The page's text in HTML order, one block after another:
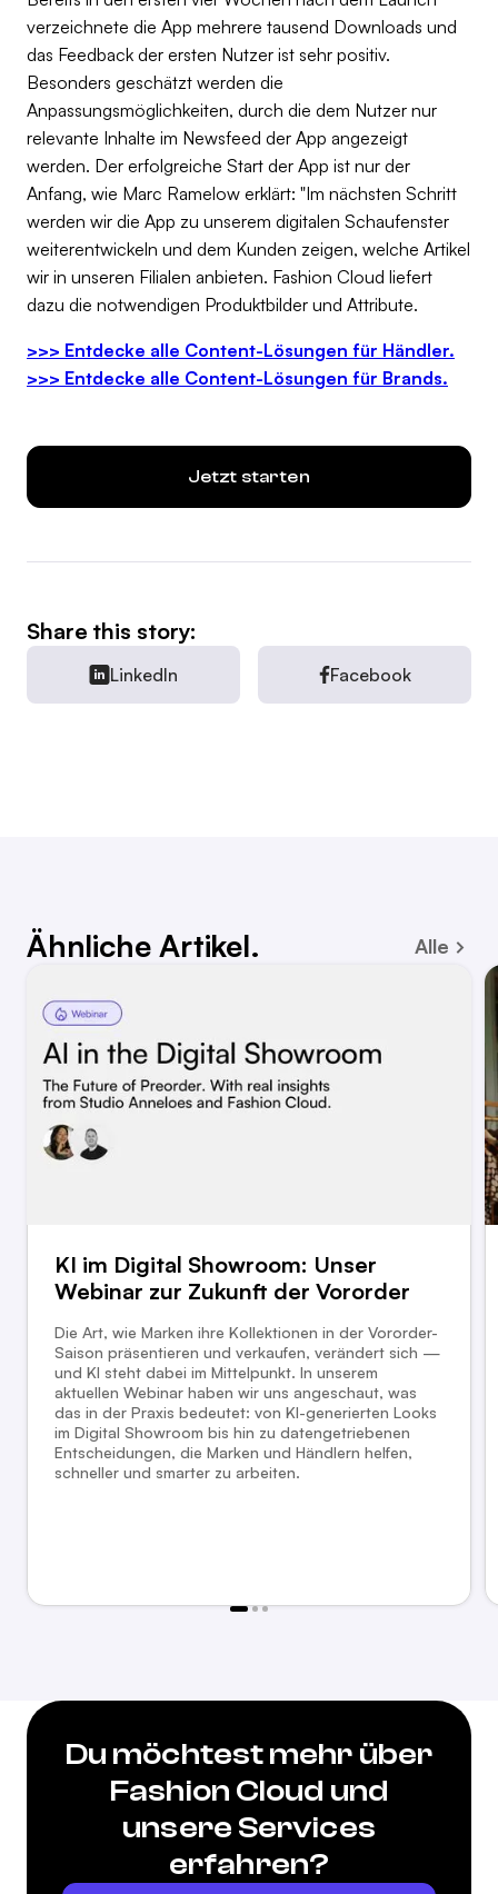
verzeichnete die App mehrere tausend Downloads und
das Feedback der ersten Nutzer ist sehr positiv.
Besonders geschätzt werden die
Anpassungsmöglichkeiten, durch die dem Nutzer nur
relevante Inhalte im Newsfeed der App angezeigt
werden. Der erfolgreiche Start der App ist nur der
Anfang, wie Marc Ramelow erklärt: "Im nächsten Schritt
werden wir die App zu unserem digitalen Schaufenster
weiterentwickeln und dem Kunden zeigen, welche Artikel
wir in unseren Filialen anbieten. Fashion Cloud liefert
dazu die notwendigen Produktbilder und Attribute.
>>> Entdecke alle Content-Lösungen für Händler.
>>> Entdecke alle Content-Lösungen für Brands.
Jetzt starten
Share this story:
LinkedIn Facebook
Ähnliche Artikel. Alle
KI im Digital Showroom: Unser
Webinar zur Zukunft der Vororder
Die Art, wie Marken ihre Kollektionen in der Vororder-
Saison präsentieren und verkaufen, verändert sich —
und KI steht dabei im Mittelpunkt. In unserem
aktuellen Webinar haben wir uns angeschaut, was
das in der Praxis bedeutet: von KI-generierten Looks
im Digital Showroom bis hin zu datengetriebenen
Entscheidungen, die Marken und Händlern helfen,
schneller und smarter zu arbeiten.
Du möchtest mehr über
Fashion Cloud und
unsere Services
erfahren?